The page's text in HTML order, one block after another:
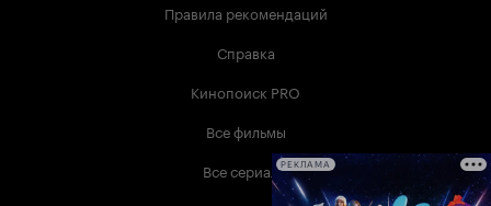
Правила рекомендаций
Справка
Кинопоиск PRO
Все фильмы
Все сериалыРЕКЛАМА